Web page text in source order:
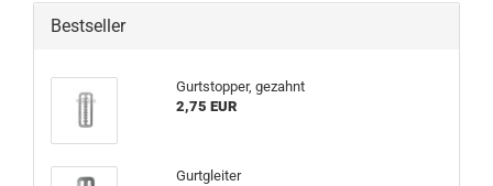
Bestseller
Gurtstopper, gezahnt
2,75 EUR
Gurtgleiter